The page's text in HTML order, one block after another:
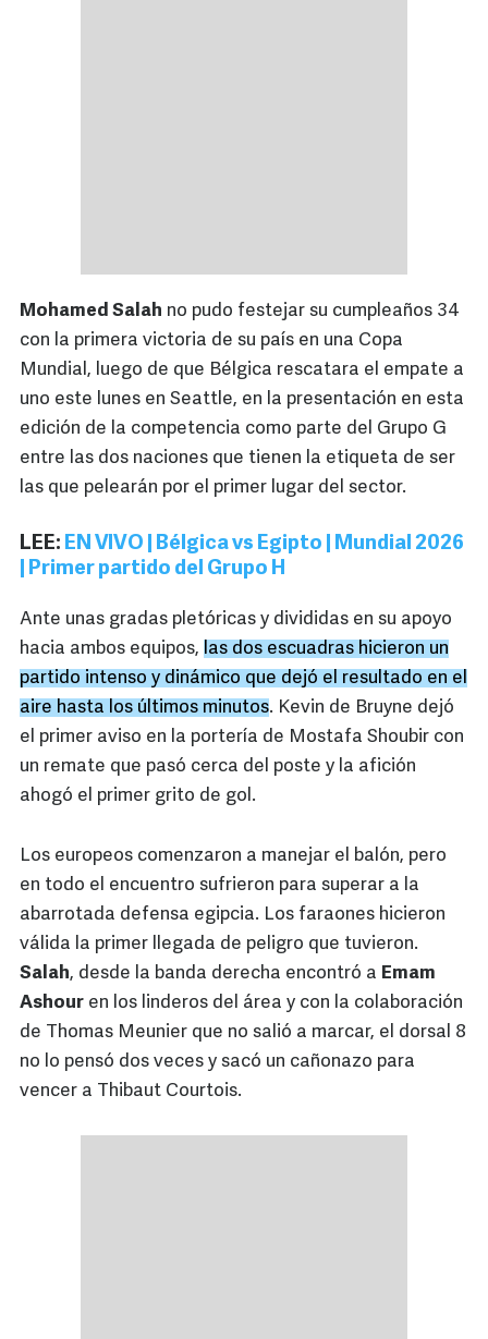
Mohamed Salah no pudo festejar su cumpleaños 34
con la primera victoria de su país en una Copa
Mundial, luego de que Bélgica rescatara el empate a
uno este lunes en Seattle, en la presentación en esta
edición de la competencia como parte del Grupo G
entre las dos naciones que tienen la etiqueta de ser
las que pelearán por el primer lugar del sector.
LEE: EN VIVO | Bélgica vs Egipto | Mundial 2026
| Primer partido del Grupo H
Ante unas gradas pletóricas y divididas en su apoyo
hacia ambos equipos, las dos escuadras hicieron un
partido intenso y dinámico que dejó el resultado en el
aire hasta los últimos minutos. Kevin de Bruyne dejó
el primer aviso en la portería de Mostafa Shoubir con
un remate que pasó cerca del poste y la afición
ahogó el primer grito de gol.
Los europeos comenzaron a manejar el balón, pero
en todo el encuentro sufrieron para superar a la
abarrotada defensa egipcia. Los faraones hicieron
válida la primer llegada de peligro que tuvieron.
Salah, desde la banda derecha encontró a Emam
Ashour en los linderos del área y con la colaboración
de Thomas Meunier que no salió a marcar, el dorsal 8
no lo pensó dos veces y sacó un cañonazo para
vencer a Thibaut Courtois.